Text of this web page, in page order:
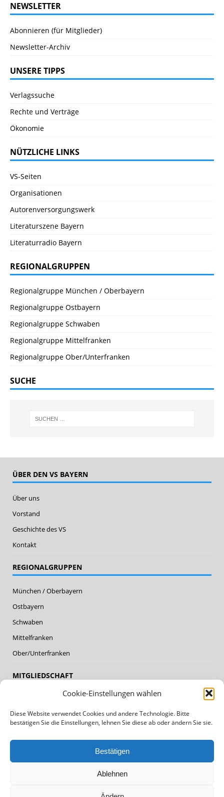
Cookie-Einstellungen wählen
Diese Website verwendet Cookies und andere Technologie. Bitte
bestätigen Sie die Einstellungen, lehnen Sie diese ab oder ändern Sie sie.
Bestätigen
Ablehnen
NEWSLETTER
Abonnieren (für Mitglieder)
Newsletter-Archiv
UNSERE TIPPS
Verlagssuche
Rechte und Verträge
Ökonomie
NÜTZLICHE LINKS
VS-Seiten
Organisationen
Autorenversorgungswerk
Literaturszene Bayern
Literaturradio Bayern
REGIONALGRUPPEN
Regionalgruppe München / Oberbayern
Regionalgruppe Ostbayern
Regionalgruppe Schwaben
Regionalgruppe Mittelfranken
Regionalgruppe Ober/Unterfranken
SUCHE
ÜBER DEN VS BAYERN
Über uns
Vorstand
Geschichte des VS
Kontakt
REGIONALGRUPPEN
München / Oberbayern
Ostbayern
Schwaben
Mittelfranken
Ober/Unterfranken
MITGLIEDSCHAFT
Mitglied werden
Datenschutz